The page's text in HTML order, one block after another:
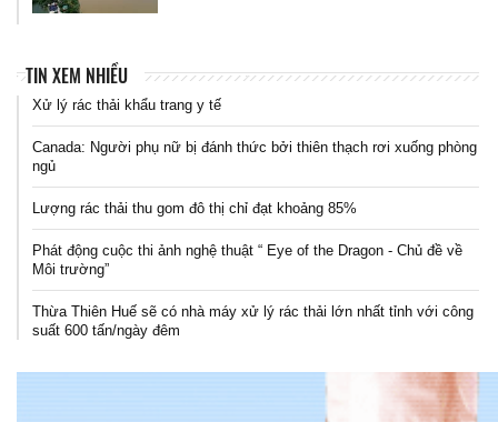
TIN XEM NHIỀU
Xử lý rác thải khẩu trang y tế
Canada: Người phụ nữ bị đánh thức bởi thiên thạch rơi xuống phòng
ngủ
Lượng rác thải thu gom đô thị chỉ đạt khoảng 85%
Phát động cuộc thi ảnh nghệ thuật “ Eye of the Dragon - Chủ đề về
Môi trường”
Thừa Thiên Huế sẽ có nhà máy xử lý rác thải lớn nhất tỉnh với công
suất 600 tấn/ngày đêm